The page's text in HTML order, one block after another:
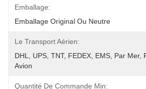
Emballage:
Emballage Original Ou Neutre
Le Transport Aérien:
DHL, UPS, TNT, FEDEX, EMS, Par Mer,
Avion
Quantité De Commande Min: